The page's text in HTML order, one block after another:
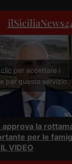
ilSiciliaNews
clic per accettare i
per questo servizio
approva la
per le
VIDEO